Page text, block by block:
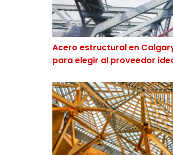
Acero estructural en
para elegir al proveedor
Historia del acero estructural